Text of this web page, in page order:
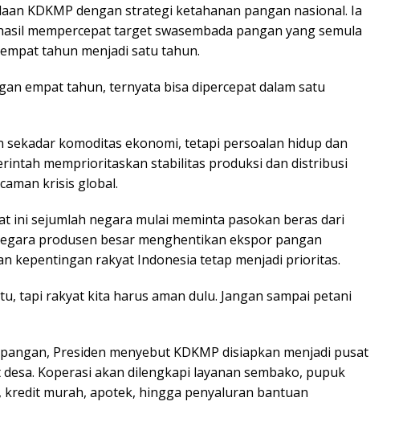
KDKMP dengan strategi ketahanan pangan nasional. Ia
mempercepat target swasembada pangan yang semula
tahun menjadi satu tahun.
empat tahun, ternyata bisa dipercepat dalam satu
sekadar komoditas ekonomi, tetapi persoalan hidup dan
memprioritaskan stabilitas produksi dan distribusi
krisis global.
ini sejumlah negara mulai meminta pasokan beras dari
produsen besar menghentikan ekspor pangan
kepentingan rakyat Indonesia tetap menjadi prioritas.
tapi rakyat kita harus aman dulu. Jangan sampai petani
Presiden menyebut KDKMP disiapkan menjadi pusat
Koperasi akan dilengkapi layanan sembako, pupuk
kredit murah, apotek, hingga penyaluran bantuan